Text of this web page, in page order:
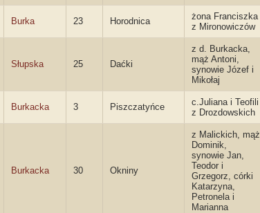
Burka 23 Horodnica
żona Franciszka
z Mironowiczów
Słupska 25 Daćki
z d. Burkacka,
mąż Antoni,
synowie Józef i
Mikołaj
Burkacka 3 Piszczatyńce
c.Juliana i Teofili
z Drozdowskich
Burkacka 30 Okniny
z Malickich, mąż
Dominik,
synowie Jan,
Teodor i
Grzegorz, córki
Katarzyna,
Petronela i
Marianna